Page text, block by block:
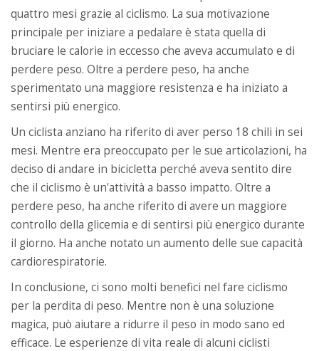
quattro mesi grazie al ciclismo. La sua motivazione
principale per iniziare a pedalare è stata quella di
bruciare le calorie in eccesso che aveva accumulato e di
perdere peso. Oltre a perdere peso, ha anche
sperimentato una maggiore resistenza e ha iniziato a
sentirsi più energico.
Un ciclista anziano ha riferito di aver perso 18 chili in sei
mesi. Mentre era preoccupato per le sue articolazioni, ha
deciso di andare in bicicletta perché aveva sentito dire
che il ciclismo è un'attività a basso impatto. Oltre a
perdere peso, ha anche riferito di avere un maggiore
controllo della glicemia e di sentirsi più energico durante
il giorno. Ha anche notato un aumento delle sue capacità
cardiorespiratorie.
In conclusione, ci sono molti benefici nel fare ciclismo
per la perdita di peso. Mentre non è una soluzione
magica, può aiutare a ridurre il peso in modo sano ed
efficace. Le esperienze di vita reale di alcuni ciclisti